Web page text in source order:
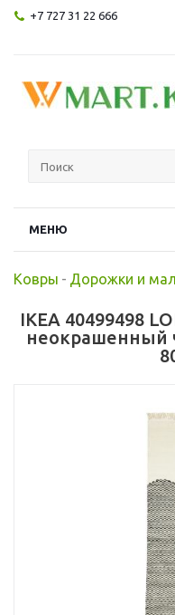
+7 727 31 22 666
МЕНЮ
Ковры - Дорожки и
IKEA 40499498
неокрашенный